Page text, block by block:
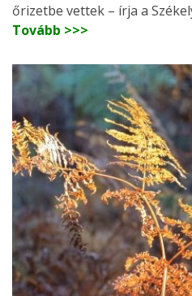
őrizetbe vettek – írja a
Tovább >>>